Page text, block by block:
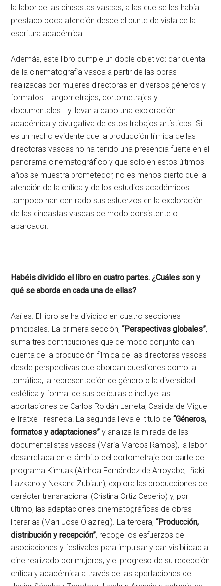
la labor de las cineastas vascas, a las que se les había
prestado poca atención desde el punto de vista de la
escritura académica.
Además, este libro cumple un doble objetivo: dar cuenta
de la cinematografía vasca a partir de las obras
realizadas por mujeres directoras en diversos géneros y
formatos –largometrajes, cortometrajes y
documentales– y llevar a cabo una exploración
académica y divulgativa de estos trabajos artísticos. Si
es un hecho evidente que la producción fílmica de las
directoras vascas no ha tenido una presencia fuerte en el
panorama cinematográfico y que solo en estos últimos
años se muestra prometedor, no es menos cierto que la
atención de la crítica y de los estudios académicos
tampoco han centrado sus esfuerzos en la exploración
de las cineastas vascas de modo consistente o
abarcador.
Habéis dividido el libro en cuatro partes. ¿Cuáles son y
qué se aborda en cada una de ellas?
Así es. El libro se ha dividido en cuatro secciones
principales. La primera sección,“Perspectivas globales”,
suma tres contribuciones que de modo conjunto dan
cuenta de la producción fílmica de las directoras vascas
desde perspectivas que abordan cuestiones como la
temática, la representación de género o la diversidad
estética y formal de sus películas e incluye las
aportaciones de Carlos Roldán Larreta, Casilda de Miguel
e Iratxe Fresneda. La segunda lleva el título de“Géneros,
formatos y adaptaciones” y analiza la mirada de las
documentalistas vascas (María Marcos Ramos), la labor
desarrollada en el ámbito del cortometraje por parte del
programa Kimuak (Ainhoa Fernández de Arroyabe, Iñaki
Lazkano y Nekane Zubiaur), explora las producciones de
carácter transnacional (Cristina Ortiz Ceberio) y, por
último, las adaptaciones cinematográficas de obras
literarias (Mari Jose Olaziregi). La tercera,“Producción,
distribución y recepción”, recoge los esfuerzos de
asociaciones y festivales para impulsar y dar visibilidad al
cine realizado por mujeres, y el progreso de su recepción
crítica y académica a través de las aportaciones de